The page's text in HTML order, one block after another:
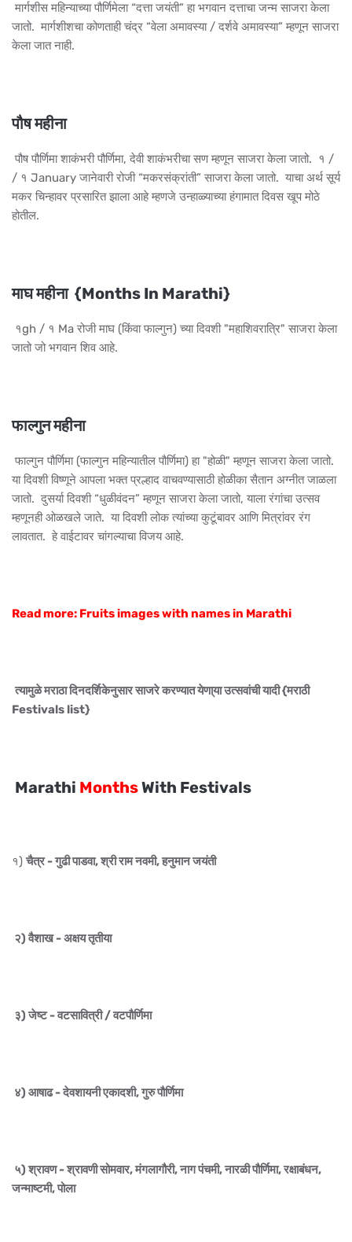
मार्गशीस महिन्याच्या पौर्णिमेला “दत्ता जयंती” हा भगवान दत्ताचा जन्म साजरा केला
जातो. मार्गशीशचा कोणताही चंद्र “वेला अमावस्या / दर्शवे अमावस्या” म्हणून साजरा
केला जात नाही.
पौष महीना
पौष पौर्णिमा शाकंभरी पौर्णिमा, देवी शाकंभरीचा सण म्हणून साजरा केला जातो. १ /
/ १ January जानेवारी रोजी “मकरसंक्रांती” साजरा केला जातो. याचा अर्थ सूर्य
मकर चिन्हावर प्रसारित झाला आहे म्हणजे उन्हाळ्याच्या हंगामात दिवस खूप मोठे
होतील.
माघ महीना {Months In Marathi}
१gh / ​​१ Ma रोजी माघ (किंवा फाल्गुन) च्या दिवशी "महाशिवरात्रि" साजरा केला
जातो जो भगवान शिव आहे.
फाल्गुन महीना
फाल्गुन पौर्णिमा (फाल्गुन महिन्यातील पौर्णिमा) हा "होळी" म्हणून साजरा केला जातो.
या दिवशी विष्णूने आपला भक्त प्रल्हाद वाचवण्यासाठी होळीका सैतान अग्नीत जाळला
जातो. दुसर्या दिवशी “धुळीवंदन” म्हणून साजरा केला जातो, याला रंगांचा उत्सव
म्हणूनही ओळखले जाते. या दिवशी लोक त्यांच्या कुटूंबावर आणि मित्रांवर रंग
लावतात. हे वाईटावर चांगल्याचा विजय आहे.
Read more: Fruits images with names in Marathi
त्यामुळे मराठा दिनदर्शिकेनुसार साजरे करण्यात येणा्या उत्सवांची यादी {मराठी
Festivals list}
Marathi MonthsWith Festivals
१) चैत्र - गुढी पाडवा, श्री राम नवमी, हनुमान जयंती
२) वैशाख - अक्षय तृतीया
३) जेष्ट - वटसावित्री / वटपौर्णिमा
४) आषाढ - देवशायनी एकादशी, गुरु पौर्णिमा
५) श्रावण - श्रावणी सोमवार, मंगलागौरी, नाग पंचमी, नारळी पौर्णिमा, रक्षाबंधन,
जन्माष्टमी, पोला